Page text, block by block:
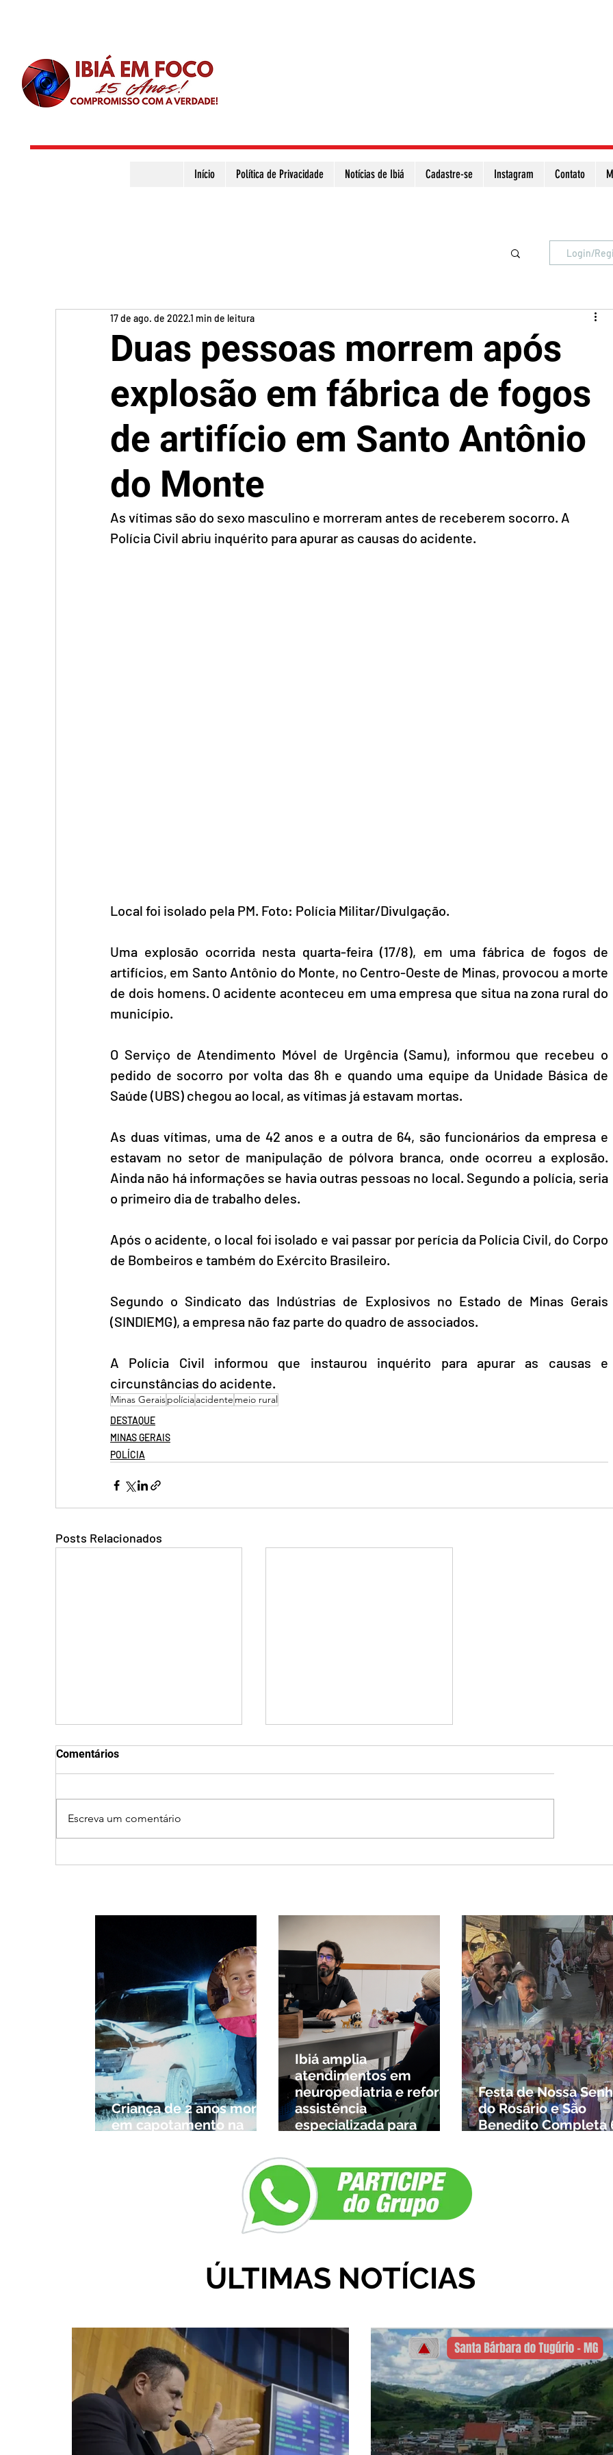
Início Política de Privacidade Notícias de Ibiá Cadastre-se Instagram Contato
Login/
Duas pessoas morrem após
explosão em fábrica de fogos
de artifício em Santo Antônio
do Monte
17 de ago. de 20221 min de leitura
As vítimas são do sexo masculino e morreram antes de receberem socorro. A
Polícia Civil abriu inquérito para apurar as causas do acidente.
Local foi isolado pela PM. Foto: Polícia Militar/Divulgação.
Uma explosão ocorrida nesta quarta-feira (17/8), em uma fábrica de fogos de
artifícios, em Santo Antônio do Monte, no Centro-Oeste de Minas, provocou a morte
de dois homens. O acidente aconteceu em uma empresa que situa na zona rural do
município.
O Serviço de Atendimento Móvel de Urgência (Samu), informou que recebeu o
pedido de socorro por volta das 8h e quando uma equipe da Unidade Básica de
Saúde (UBS) chegou ao local, as vítimas já estavam mortas.
As duas vítimas, uma de 42 anos e a outra de 64, são funcionários da empresa e
estavam no setor de manipulação de pólvora branca, onde ocorreu a explosão.
Ainda não há informações se havia outras pessoas no local. Segundo a polícia, seria
o primeiro dia de trabalho deles.
Após o acidente, o local foi isolado e vai passar por perícia da Polícia Civil, do Corpo
de Bombeiros e também do Exército Brasileiro.
Segundo o Sindicato das Indústrias de Explosivos no Estado de Minas Gerais
(SINDIEMG), a empresa não faz parte do quadro de associados.
A Polícia Civil informou que instaurou inquérito para apurar as causas e
circunstâncias do acidente.
Minas Geraispolíciaacidente meio rural
DESTAQUE
MINAS GERAIS
POLÍCIA
Posts Relacionados
encontrado morto em
de R$ 1,8 milhão com
habitantes
Comentários
Escreva um comentário
Criança de 2 anos morre
em capotamento na
Ibiá amplia
atendimentos em
neuropediatria e reforça
assistência
especializada para
região
Festa de Nossa
do Rosário e São
Benedito Completa
ÚLTIMAS NOTÍCIAS